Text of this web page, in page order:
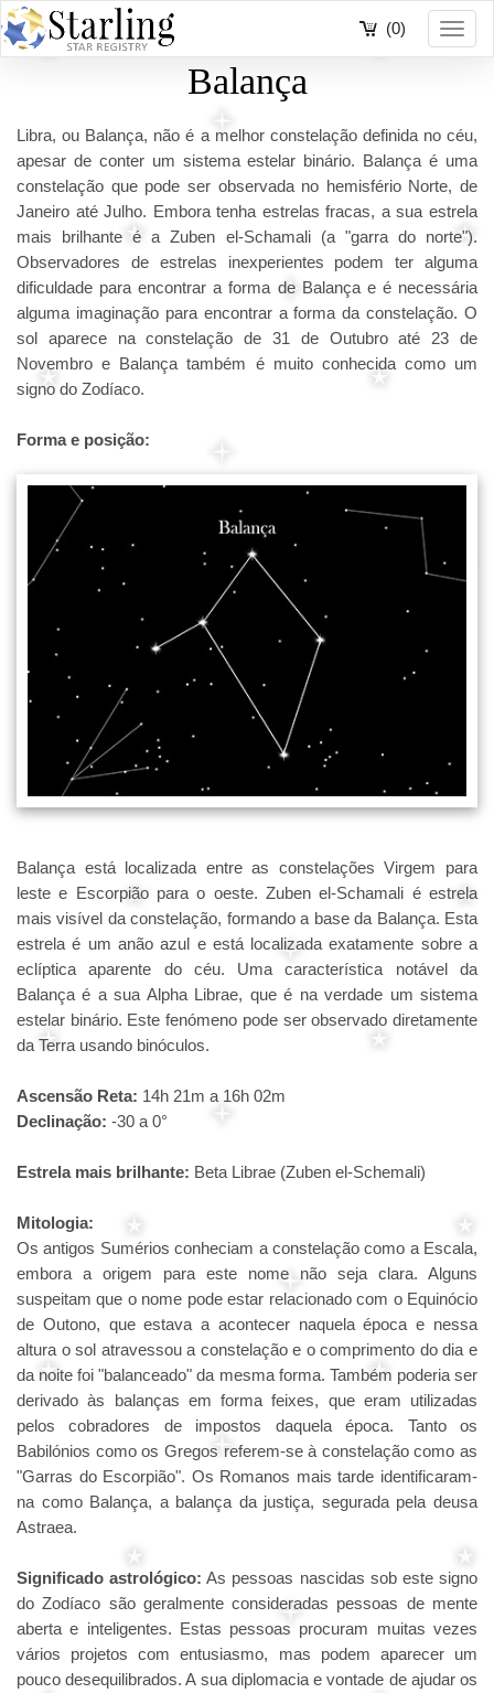
(0)
Balança
Libra, ou Balança, não é a melhor constelação definida no céu,
apesar de conter um sistema estelar binário. Balança é uma
constelação que pode ser observada no hemisfério Norte, de
Janeiro até Julho. Embora tenha estrelas fracas, a sua estrela
mais brilhante é a Zuben el-Schamali (a "garra do norte").
Observadores de estrelas inexperientes podem ter alguma
dificuldade para encontrar a forma de Balança e é necessária
alguma imaginação para encontrar a forma da constelação. O
sol aparece na constelação de 31 de Outubro até 23 de
Novembro e Balança também é muito conhecida como um
signo do Zodíaco.
Forma e posição:
Balança está localizada entre as constelações Virgem para
leste e Escorpião para o oeste. Zuben el-Schamali é estrela
mais visível da constelação, formando a base da Balança. Esta
estrela é um anão azul e está localizada exatamente sobre a
eclíptica aparente do céu. Uma característica notável da
Balança é a sua Alpha Librae, que é na verdade um sistema
estelar binário. Este fenómeno pode ser observado diretamente
da Terra usando binóculos.
Ascensão Reta: 14h 21m a 16h 02m
Declinação: -30 a 0°
Estrela mais brilhante: Beta Librae (Zuben el-Schemali)
Mitologia:
Os antigos Sumérios conheciam a constelação como a Escala,
embora a origem para este nome não seja clara. Alguns
suspeitam que o nome pode estar relacionado com o Equinócio
de Outono, que estava a acontecer naquela época e nessa
altura o sol atravessou a constelação e o comprimento do dia e
da noite foi "balanceado" da mesma forma. Também poderia ser
derivado às balanças em forma feixes, que eram utilizadas
pelos cobradores de impostos daquela época. Tanto os
Babilónios como os Gregos referem-se à constelação como as
"Garras do Escorpião". Os Romanos mais tarde identificaram-
na como Balança, a balança da justiça, segurada pela deusa
Astraea.
Significado astrológico: As pessoas nascidas sob este signo
do Zodíaco são geralmente consideradas pessoas de mente
aberta e inteligentes. Estas pessoas procuram muitas vezes
vários projetos com entusiasmo, mas podem aparecer um
pouco desequilibrados. A sua diplomacia e vontade de ajudar os